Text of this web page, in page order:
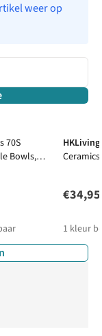
weer op
70S
Bowls,
HKLiving
€34,95
1 kleur